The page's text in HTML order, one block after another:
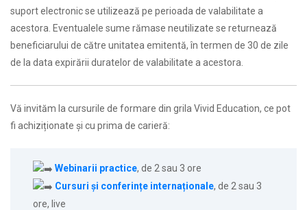
suport electronic se utilizează pe perioada de valabilitate a
acestora. Eventualele sume rămase neutilizate se returnează
beneficiarului de către unitatea emitentă, în termen de 30 de zile
de la data expirării duratelor de valabilitate a acestora.
Vă invităm la cursurile de formare din grila Vivid Education, ce pot
fi achiziționate și cu prima de carieră:
Webinarii practice, de 2 sau 3 ore
Cursuri şi conferințe internaționale, de 2 sau 3
ore, live